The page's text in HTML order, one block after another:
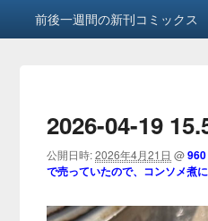
前後一週間の新刊コミックス
2026-04-19
公開日時:2026年4月21日 @
で売っていたので、コンソメ煮